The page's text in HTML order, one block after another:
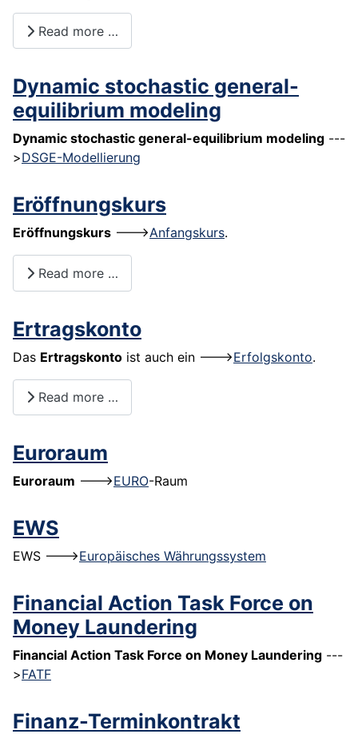
Read more …
Dynamic stochastic general-
equilibrium modeling
Dynamic stochastic general-equilibrium modeling ---
>DSGE-Modellierung
Eröffnungskurs
Eröffnungskurs --->Anfangskurs.
Read more …
Ertragskonto
Das Ertragskonto ist auch ein --->Erfolgskonto.
Read more …
Euroraum
Euroraum --->EURO-Raum
EWS
EWS --->Europäisches Währungssystem
Financial Action Task Force on
Money Laundering
Financial Action Task Force on Money Laundering ---
>FATF
Finanz-Terminkontrakt